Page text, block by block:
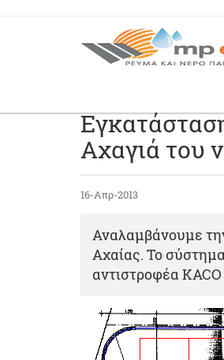
Αχαγιά του
16-Απρ-2013
Αναλαμβάνουμε
Αχαίας. Το
αντιστροφέα KACO